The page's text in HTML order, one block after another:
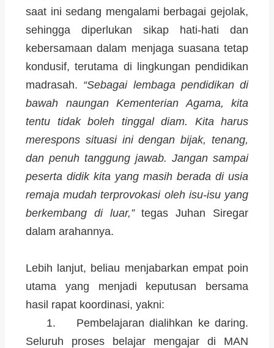
saat ini sedang mengalami berbagai gejolak,
sehingga diperlukan sikap hati-hati dan
kebersamaan dalam menjaga suasana tetap
kondusif, terutama di lingkungan pendidikan
madrasah. “Sebagai lembaga pendidikan di
bawah naungan Kementerian Agama, kita
tentu tidak boleh tinggal diam. Kita harus
merespons situasi ini dengan bijak, tenang,
dan penuh tanggung jawab. Jangan sampai
peserta didik kita yang masih berada di usia
remaja mudah terprovokasi oleh isu-isu yang
berkembang di luar,”tegas Juhan Siregar
dalam arahannya.
Lebih lanjut, beliau menjabarkan empat poin
utama yang menjadi keputusan bersama
hasil rapat koordinasi, yakni:
1. Pembelajaran dialihkan ke daring.
Seluruh proses belajar mengajar di MAN